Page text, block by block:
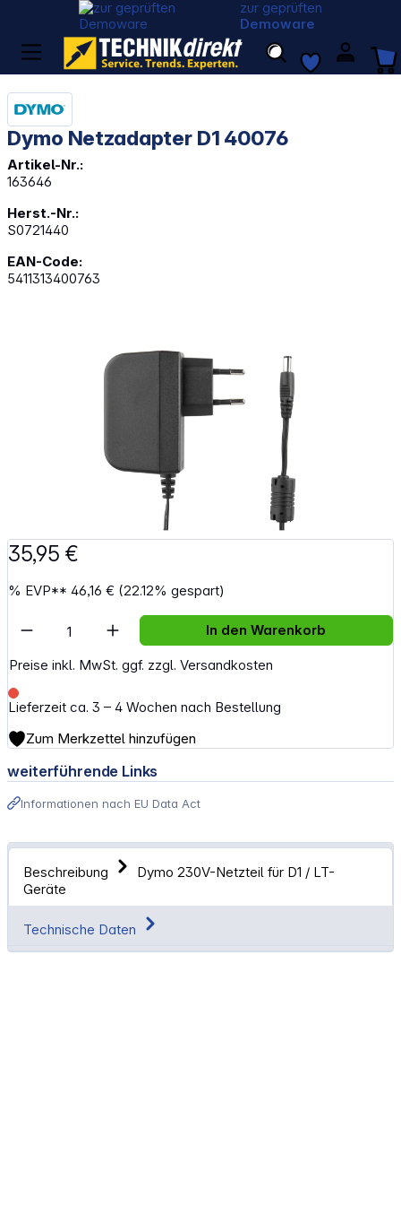
zur geprüften
Demoware
Dymo Netzadapter D1 40076
Artikel-Nr.:
163646
Herst.-Nr.:
S0721440
EAN-Code:
5411313400763
35,95 €
% EVP**46,16 € (22.12% gespart)
Preise inkl. MwSt. ggf. zzgl. Versandkosten
Lieferzeit ca. 3 – 4 Wochen nach Bestellung
Artikel Anzahl: Gib den gewünschten
In den Warenkorb
Zum Merkzettel hinzufügen
weiterführende Links
Informationen nach EU Data Act
Beschreibung
Dymo 230V-Netzteil für D1 / LT-
Geräte
Technische Daten